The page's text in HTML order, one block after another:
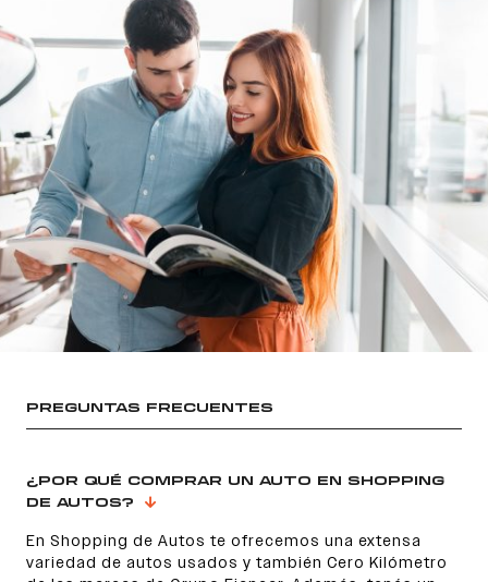
PREGUNTAS FRECUENTES
¿POR QUÉ COMPRAR UN AUTO EN SHOPPING
DE AUTOS?
En Shopping de Autos te ofrecemos una extensa
variedad de autos usados y también Cero Kilómetro